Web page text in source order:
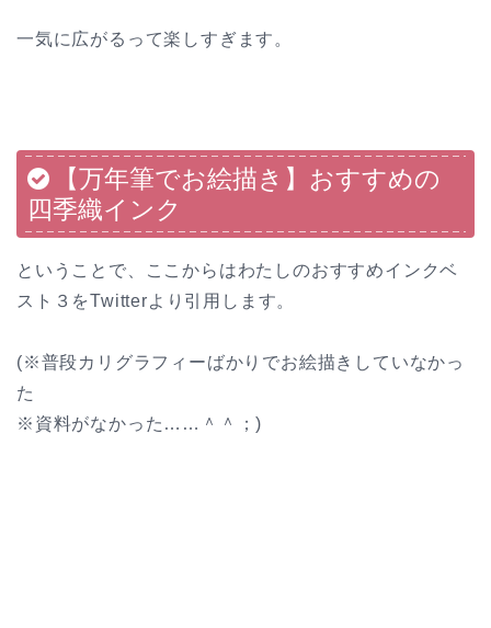
一気に広がるって楽しすぎます。
【万年筆でお絵描き】おすすめの
四季織インク
ということで、ここからはわたしのおすすめインクベ
スト３をTwitterより引用します。
(※普段カリグラフィーばかりでお絵描きしていなかっ
た
※資料がなかった……＾＾；)